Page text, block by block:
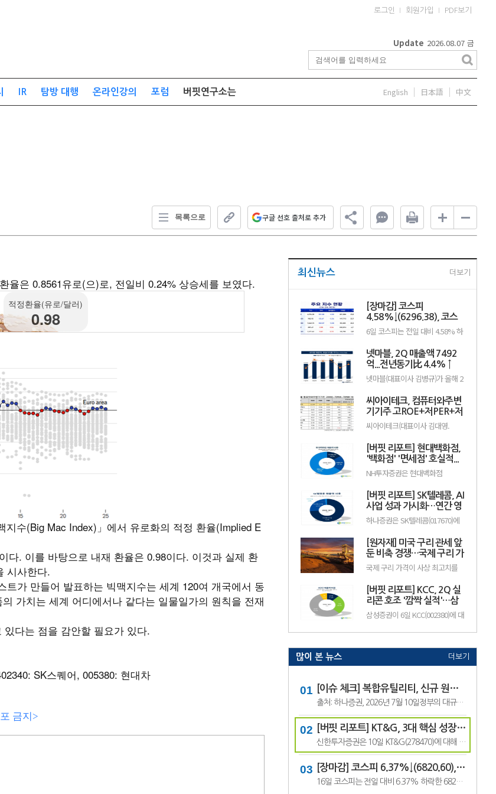
로그인 회원가입 PDF보기
Update 2026.08.07 금
IR 탐방 대행 온라인강의 포럼 버핏연구소는 English 日本語 中文
목록으로 구글 선호 출처로 추가
율은 0.8561유로(으)로, 전일비 0.24% 상승세를 보였다.
적정환율(유로/달러)
0.98
수(Big Mac Index)」에서 유로화의 적정 환율(Implied E
다. 이를 바탕으로 내재 환율은 0.98이다. 이것과 실제 환
시사한다.
가 만들어 발표하는 빅맥지수는 세계 120여 개국에서 동
가치는 세계 어디에서나 같다는 일물일가의 원칙을 전재
다는 점을 감안할 필요가 있다.
SK스퀘어, 005380: 현대차
금지>
최신뉴스 더보기
[장마감] 코스피
4.58%↓(6296.38), 코스
닥 0.26%↑(801.67)
6일 코스피는 전일 대비 4.58% 하
이날 개인은 4조1084억원을 순매
수했고 외국인과 기관은 각각 4조
66억원, 2366억원을 순매도했다.
코스닥은 전일 대비 0.26% 오른
801.67포인트로 거래를 마쳤다. 개
억원을 순매수한 반면 외국인은
2923억원을 순매도했다.임정은
KB증권 연구원은 KB리서치 장...
넷마블, 2Q 매출액 7492
억...전년동기比 4.4% ↑
넷마블(대표이사 김병규)가 올해 2
분기 실적으로 매출액 7492억원,
영업이익 801억원을 기록했다고
지난 5일 밝혔다(K-IFRS 연결). 전
년동기대비 매출액은 4.4% 증가
했고, 영업이익은 20.8% 감소했
다.직전 분기와 비교하면 매출액과
늘어났으며, 현금창출능력을 나타
내는 상각전영업이익(EBITDA)은
1120억원으로 집계됐다....
씨아이테크, 컴퓨터와주변
기기주 고ROE+저PER+저
PBR 1위
씨아이테크(대표이사 김대영.
004920)가 8월 컴퓨터와주변기기
주 고ROE+저PER+저PBR 1위를
기록했다.버핏연구소 조사 결과 씨
아이테크가 8월 컴퓨터와주변기기
주 고ROE+저PER+저PBR 1위를
차지했으며, 아이디스홀딩스
이디피(332370)가 뒤를 이었다.씨
아이테크는 지난 1분기 매출액 66
억원, 영업손실 15억원으로 전년
동기대..
[버핏 리포트] 현대백화점,
'백화점' '면세점' 호실적...
지누스 실적 악화로 컨센 하
NH투자증권은 현대백화점
적 악화로 2분기 연결 실적은 시장
기대치를 밑돌았지만, 본업인 백화
점과 면세점은 기대 수준의 호실적
을 이어갔다고 평가했다. 투자의견
‘매수’를 유지했으나 목표주가는
했다. 현대백화점의 전일 종가는
11만100원이다.주영훈 NH투자증
권 연.
[버핏 리포트] SK텔레콤, AI
사업 성과 가시화…연간 영
업이익 2조원 기대 - 하나
하나증권은 SK텔레콤(017670)에
대해 인공지능(AI) 사업이 본격적
인 성장 국면에 진입하면서 실적과
배당 확대가 기대된다고 전망했다.
이에 투자의견 '매수(BUY)'와 목표
주가 14만원을 유지했다. SK텔레
콤의 전일종가는 9만3000원이다.
레콤의 올해 2분기 연결 기준 영업
이익은 5660억원으로 시장 기대치
를 웃돌.
[원자재] 미국 구리 관세 앞
둔 비축 경쟁…국제 구리 가
격 사상 최고치 경신
국제 구리 가격이 사상 최고치를
미국의 추가 구리 관세 부과를 앞
두고 기업들이 미리 물량 확보에
나선 데다, 미국 외 지역에서는 공
급 부족과 생산 차질까지 겹치면서
가격이 빠르게 상승한 것으로 풀이
소(COMEX)의 9월물 구리 가격은
2040만원)까.
[버핏 리포트] KCC, 2Q 실
리콘 호조 '깜짝 실적'…삼
성물산 배당 유입도 긍정적
삼성증권이 6일 KCC(002380)에 대
해 "실리콘과 건자재 부문의 수익
성 회복으로 2분기 깜짝 실적을 달
로 한 주주환원 정책이 기대되지만
최근 주가 약세를 보이고 있다"며
투자의견 '매수'를 유지하고 목표
KCC의 전일종가는 43만2000원이
다.조현렬 삼성증권 애널리스트...
많이 본 뉴스 더보기
[이슈 체크] 복합유틸리티, 신규 원전 최대 4기 가능성…한국전력 장기 성장 기대
출처: 하나증권, 2026년 7월 10일정부의 대규모 산업 투자로 전력 수요가 늘어날 것으로 예상되면서 제12차 전력수급기본계획에 신규 원전과 액화천연가스(LNG) 발전 설비 확대가 포함될 가능성이 있다는 분석이 나왔다.올해 발표가 예상됐던 제12차 전력수급기본계획 최종안은 정부의 3대 메가프로젝트 관련 내용을 반영하면서 발표 시점이 늦.
[버핏 리포트] KT&G, 3대 핵심 성장 산업·신성장동력 통해 견조한 주가 기대 – 신한
신한투자증권은 10일 KT&G(278470)에 대해 3대 핵심 성장 산업(전자담배, 글로벌, 건기식)과 니코틴 파우치 등 신성장동력이 견조한 주가를 만들 것이라며, 투자의견 ‘매수’와 목표주가 22만원을 유지했다. KT&G의 전일 종가는 17만6400원이다.조상훈 신한투자증권 애널리스트는 “2분기 매출액 1조6630억원(+7.4%, 이하 전년동기대비), 영업...
[장마감] 코스피 6.37%↓(6820.60), 코스닥 4.53%↓(791.84)
16일 코스피는 전일 대비 6.37% 하락한 6820.60포인트로 마감했다. 이날 개인은 3조6606억원을 순매수했고 외국인과 기관은 각각 1조3920억원, 2조3682억원을 순매도했다.코스닥은 전일 대비 4.53% 내린 791.84포인트로 거래를 마쳤다. 개인은 4467억원을 순매수한 반면 외국인과 기관은 각각 3065억원, 1563억원을 순매도했다.임정은 KB증권 연구원은 KB리서...